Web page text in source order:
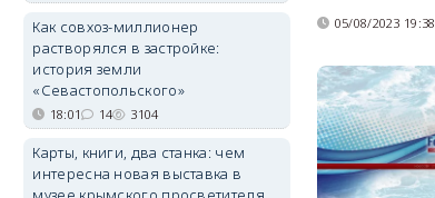
05/08/2023 19:38
Как совхоз-миллионер
растворялся в застройке:
история земли
«Севастопольского»
18:01 14 3104
Карты, книги, два станка: чем
интересна новая выставка в